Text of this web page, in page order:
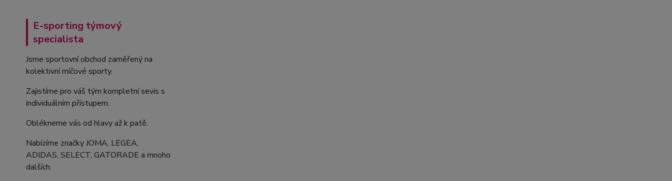
E-sporting týmový
specialista
Jsme sportovní obchod zaměřený na
kolektivní míčové sporty.
Zajistíme pro váš tým kompletní sevis s
individuálním přístupem.
Oblékneme vás od hlavy až k patě.
Nabízíme značky JOMA, LEGEA,
ADIDAS, SELECT, GATORADE a mnoho
dalších.